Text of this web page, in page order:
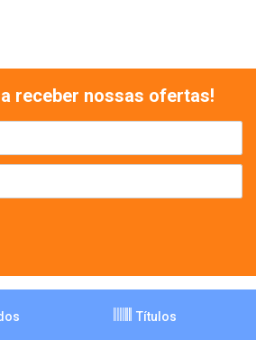
receber nossas ofertas!
Títulos